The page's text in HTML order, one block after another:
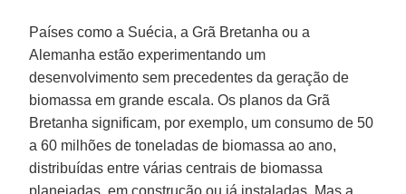
Países como a Suécia, a Grã Bretanha ou a
Alemanha estão experimentando um
desenvolvimento sem precedentes da geração de
biomassa em grande escala. Os planos da Grã
Bretanha significam, por exemplo, um consumo de 50
a 60 milhões de toneladas de biomassa ao ano,
distribuídas entre várias centrais de biomassa
planejadas, em construção ou já instaladas. Mas a